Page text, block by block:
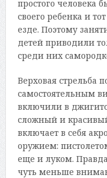
простого человека
своего ребенка и
езде. Поэтому
детей приводили
среди них
Верховая стрельба
самостоятельным
включили в
сложный и
включает в себя
оружием:
еще и луком.
чуть меньше